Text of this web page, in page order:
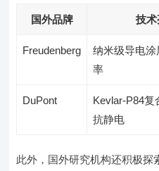
国外品牌 技
Freudenberg
纳米级导电涂
率
DuPont
Kevlar-P84复
抗静电
此外，国外研究机构还积极探